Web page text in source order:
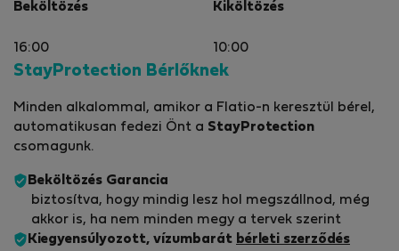
Beköltözés
16:00
Kiköltözés
10:00
StayProtection Bérlőknek
Minden alkalommal, amikor a Flatio-n keresztül bérel,
automatikusan fedezi Önt a StayProtection
csomagunk.
Beköltözés Garancia
biztosítva, hogy mindig lesz hol megszállnod, még
akkor is, ha nem minden megy a tervek szerint
Kiegyensúlyozott, vízumbarát bérleti szerződés